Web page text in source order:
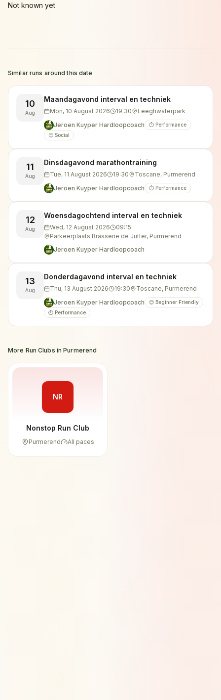
Not known yet
Similar runs around this date
10
Aug
Maandagavond interval en techniek
Mon, 10 August 2026 19:30
Leeghwaterpark
Jeroen Kuyper Hardloopcoach
⏱️ Performance
😊 Social
11
Aug
Dinsdagavond marathontraining
Tue, 11 August 2026 19:30
Toscane, Purmerend
Jeroen Kuyper Hardloopcoach
⏱️ Performance
12
Aug
Woensdagochtend interval en techniek
Wed, 12 August 2026
09:15
Parkeerplaats Brasserie de Jutter, Purmerend
Jeroen Kuyper Hardloopcoach
13
Aug
Donderdagavond interval en techniek
Thu, 13 August 2026 19:30
Toscane, Purmerend
Jeroen Kuyper Hardloopcoach
😊 Beginner Friendly
⏱️ Performance
More Run Clubs inPurmerend
NR
Nonstop Run Club
Purmerend All paces